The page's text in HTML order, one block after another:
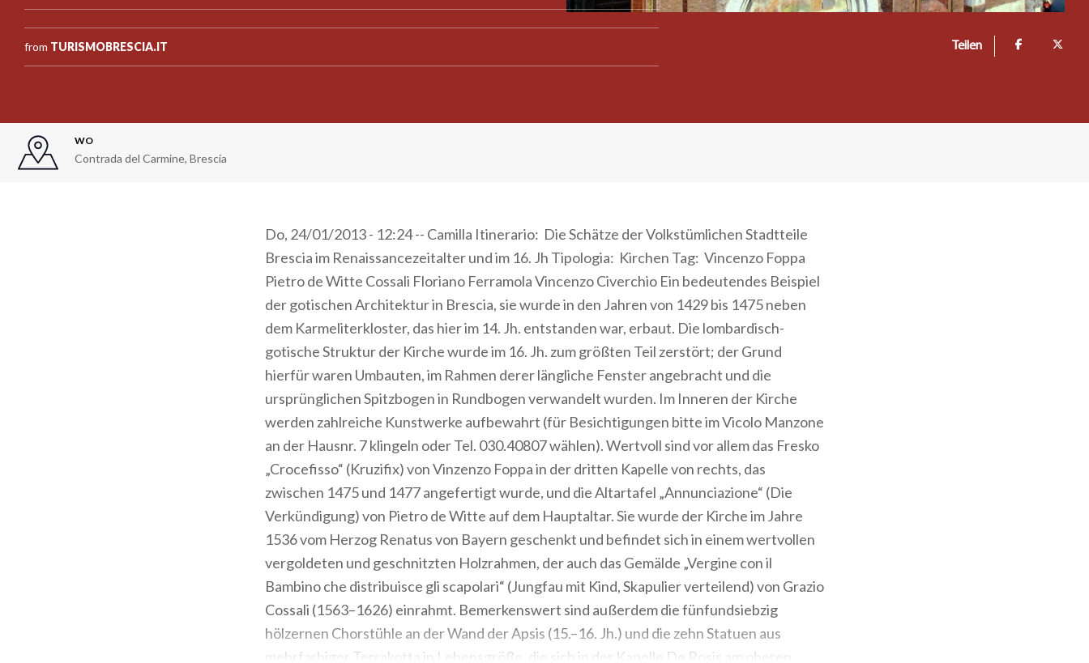
from TURISMOBRESCIA.IT Teilen
WO
Contrada del Carmine, Brescia
Do, 24/01/2013 - 12:24 -- Camilla Itinerario: Die Schätze der Volkstümlichen Stadtteile
Brescia im Renaissancezeitalter und im 16. Jh Tipologia: Kirchen Tag: Vincenzo Foppa
Pietro de Witte Cossali Floriano Ferramola Vincenzo Civerchio Ein bedeutendes Beispiel
der gotischen Architektur in Brescia, sie wurde in den Jahren von 1429 bis 1475 neben
dem Karmeliterkloster, das hier im 14. Jh. entstanden war, erbaut. Die lombardisch-
gotische Struktur der Kirche wurde im 16. Jh. zum größten Teil zerstört; der Grund
hierfür waren Umbauten, im Rahmen derer längliche Fenster angebracht und die
ursprünglichen Spitzbogen in Rundbogen verwandelt wurden. Im Inneren der Kirche
werden zahlreiche Kunstwerke aufbewahrt (für Besichtigungen bitte im Vicolo Manzone
an der Hausnr. 7 klingeln oder Tel. 030.40807 wählen). Wertvoll sind vor allem das Fresko
„Crocefisso“ (Kruzifix) von Vinzenzo Foppa in der dritten Kapelle von rechts, das
zwischen 1475 und 1477 angefertigt wurde, und die Altartafel „Annunciazione“ (Die
Verkündigung) von Pietro de Witte auf dem Hauptaltar. Sie wurde der Kirche im Jahre
1536 vom Herzog Renatus von Bayern geschenkt und befindet sich in einem wertvollen
vergoldeten und geschnitzten Holzrahmen, der auch das Gemälde „Vergine con il
Bambino che distribuisce gli scapolari“ (Jungfau mit Kind, Skapulier verteilend) von Grazio
Cossali (1563–1626) einrahmt. Bemerkenswert sind außerdem die fünfundsiebzig
hölzernen Chorstühle an der Wand der Apsis (15.–16. Jh.) und die zehn Statuen aus
mehrfarbiger Terrakotta in Lebensgröße, die sich in der Kapelle De Rosis am oberen